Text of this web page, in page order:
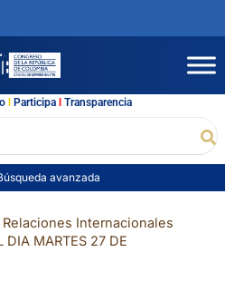
l Participal Transparencia
avanzada
Internacionales
DIA MARTES 27 DE